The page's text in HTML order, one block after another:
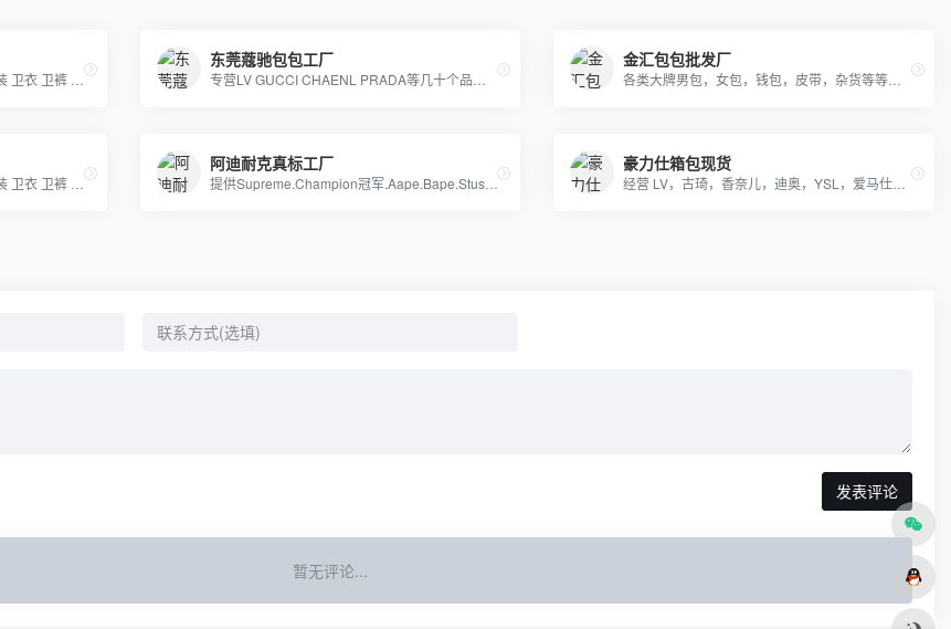
东莞蔻驰包包工厂 金汇包包批发厂
阿迪耐克真标工厂
提供Supreme.Champion冠军.Aape.Bape.Stussy斯图西.OFF-White.ASSC.阿迪Adidasi、耐克Nike、彪马Puma、Evisu福神、BOY、Dickies、Guccy古弛、Fila斐乐、川久保玲、巴黎世家、Kenzo、LV等等潮牌品牌服装。
豪力仕箱包现货
发表评论
暂无评论...